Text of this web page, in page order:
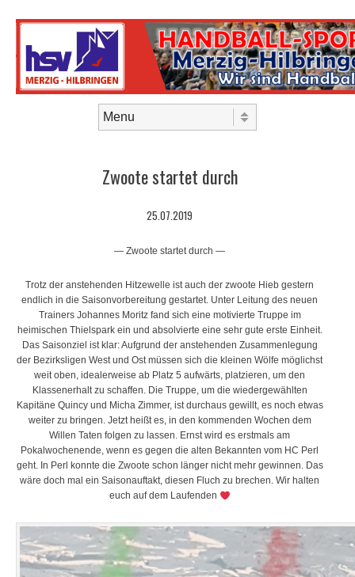
Zwoote startet durch
25.07.2019
— Zwoote startet durch —
Trotz der anstehenden Hitzewelle ist auch der zwoote Hieb gestern
endlich in die Saisonvorbereitung gestartet. Unter Leitung des neuen
Trainers Johannes Moritz fand sich eine motivierte Truppe im
heimischen Thielspark ein und absolvierte eine sehr gute erste Einheit.
Das Saisonziel ist klar: Aufgrund der anstehenden Zusammenlegung
der Bezirksligen West und Ost müssen sich die kleinen Wölfe möglichst
weit oben, idealerweise ab Platz 5 aufwärts, platzieren, um den
Klassenerhalt zu schaffen. Die Truppe, um die wiedergewählten
Kapitäne Quincy und Micha Zimmer, ist durchaus gewillt, es noch etwas
weiter zu bringen. Jetzt heißt es, in den kommenden Wochen dem
Willen Taten folgen zu lassen. Ernst wird es erstmals am
Pokalwochenende, wenn es gegen die alten Bekannten vom HC Perl
geht. In Perl konnte die Zwoote schon länger nicht mehr gewinnen. Das
wäre doch mal ein Saisonauftakt, diesen Fluch zu brechen. Wir halten
euch auf dem Laufenden